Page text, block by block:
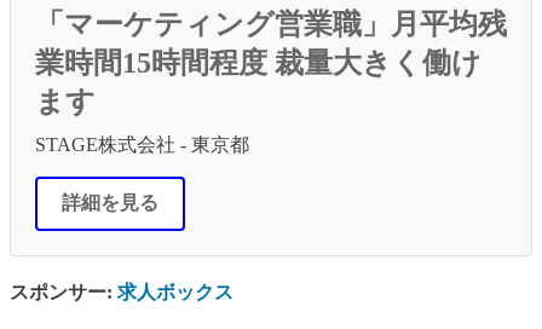
「マーケティング営業職」月平均残
業時間15時間程度 裁量大きく働け
ます
STAGE株式会社 - 東京都
詳細を見る
スポンサー: 求人ボックス